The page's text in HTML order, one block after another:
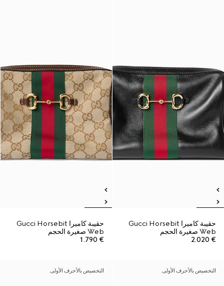
حقيبة كاميرا Gucci Horsebit
Web صغيرة الحجم
€ 2.020
حقيبة كاميرا Gucci Horsebit
Web صغيرة الحجم
€ 1.790
التخصيص بالأحرف الأولى التخصيص بالأحرف الأولى